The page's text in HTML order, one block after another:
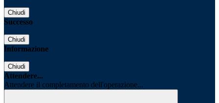
Chiudi
Successo
Chiudi
Informazione
Chiudi
Attendere...
Attendere il completamento dell'operazione...